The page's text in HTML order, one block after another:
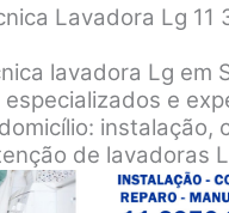
Lavadora Lg 11
lavadora Lg em
e
instalação,
de lavadoras